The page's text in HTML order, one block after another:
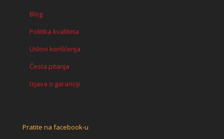
Blog
Politika kvaliteta
Uslovi korišćenja
Česta pitanja
Izjava o garanciji
Pratite na facebook-u